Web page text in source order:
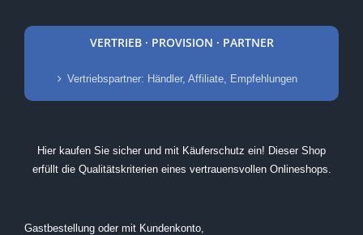
VERTRIEB · PROVISION · PARTNER
Vertriebspartner: Händler, Affiliate, Empfehlungen
Hier kaufen Sie sicher und mit Käuferschutz ein! Dieser Shop
erfüllt die Qualitätskriterien eines vertrauensvollen Onlineshops.
Gastbestellung oder mit Kundenkonto,